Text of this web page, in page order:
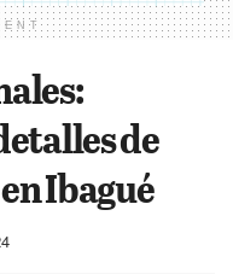
de
Ibagué